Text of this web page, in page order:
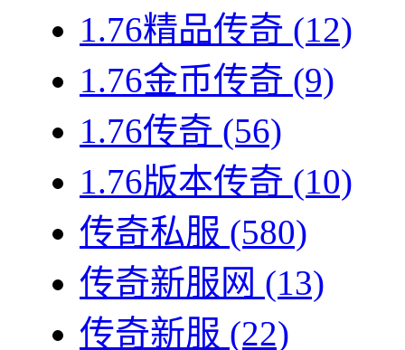
1.76精品传奇 (12)
1.76金币传奇 (9)
1.76传奇 (56)
1.76版本传奇 (10)
传奇私服 (580)
传奇新服网 (13)
传奇新服 (22)